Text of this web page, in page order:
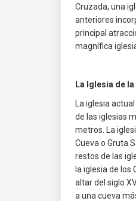
Cruzada, una
anteriores
principal
magnífica
La Iglesia de
La iglesia
de las iglesias
metros. La
Cueva o Gruta
restos de las
la iglesia de los
altar del siglo
a una cueva